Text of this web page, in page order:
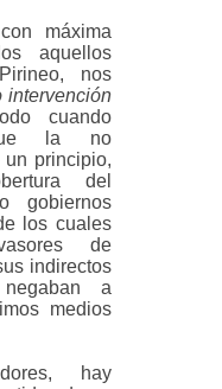
máxima
aquellos
nos
intervención
cuando
la no
un principio,
del
gobiernos
los cuales
de
indirectos
a
medios
hay